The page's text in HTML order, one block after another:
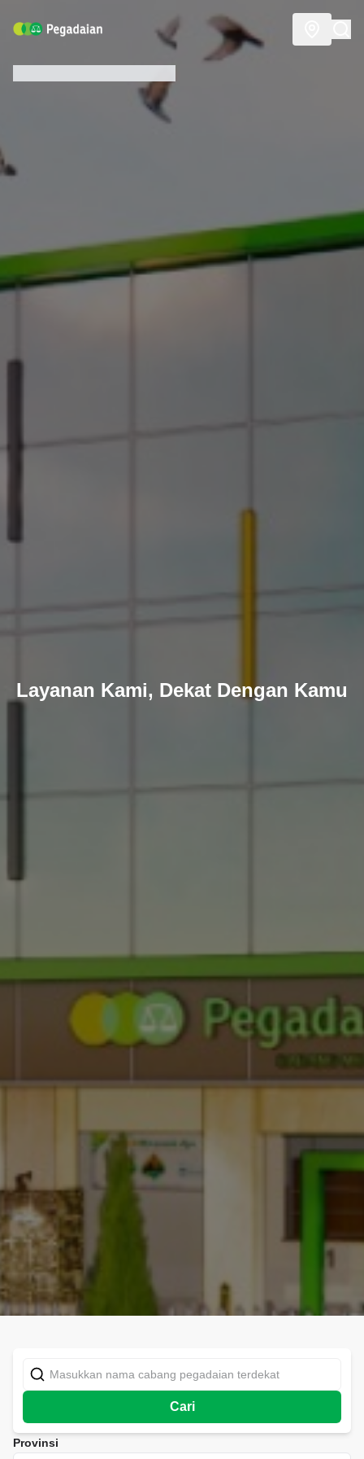
Layanan Kami, Dekat Dengan Kamu
Cari
Provinsi